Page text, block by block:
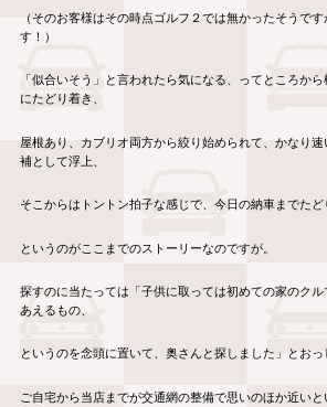
（そのお客様はその時点ゴルフ２では無かったそうで
す！）
「似合いそう」と言われたら気になる、ってところか
にたどり着き、
屋根あり、カブリオ両方から絞り始められて、かなり
補として浮上、
そこからはトントン拍子な感じで、今日の納車までたど
というのがここまでのストーリーなのですが。
探すのに当たっては「子供に取っては初めての家のク
あえるもの、
というのを念頭に置いて、奥さんと探しました」とおっ
ご自宅から当店までが交通網の整備で思いのほか近い